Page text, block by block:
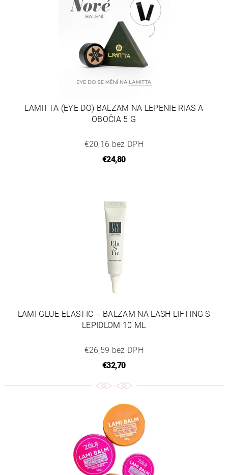
LAMITTA (EYE DO) BALZAM NA LEPENIE RIAS A
OBOČIA 5 G
€20,16 bez DPH
€24,80
LAMI GLUE ELASTIC – BALZAM NA LASH LIFTING S
LEPIDLOM 10 ML
€26,59 bez DPH
€32,70